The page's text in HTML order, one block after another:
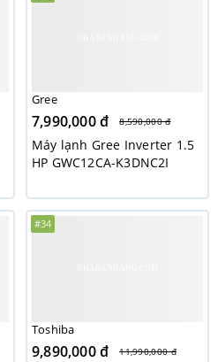
Gree
7,990,000 đ 8,590,000 đ
Máy lạnh Gree Inverter 1.5
HP GWC12CA-K3DNC2I
#34
Toshiba
9,890,000 đ 11,990,000 đ